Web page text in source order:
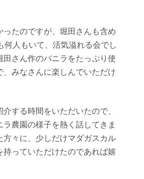
ったのですが、堀田さんも含め
何人もいて、活気溢れる会でし
田さん作のバニラをたっぷり使
、みなさんに楽しんでいただけ
する時間をいただいたので、
農園の様子を熱く話してきま
方々に、少しだけマダガスカル
持っていただけたのであれば嬉